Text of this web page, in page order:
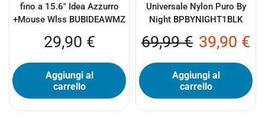
fino a 15.6″ Idea Azzurro
+Mouse Wlss BUBIDEAWMZ
29,90 €
Aggiungi al
carrello
Universale Nylon Puro By
Night BPBYNIGHT1BLK
69,99€ 39,90 €
Aggiungi al
carrello